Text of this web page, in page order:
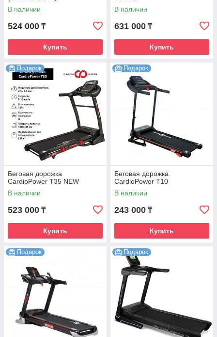
В наличии
524 000 ₸
Купить
В наличии
631 000 ₸
Купить
Подарок
Беговая дорожка
CardioPower T35 NEW
В наличии
523 000 ₸
Купить
Подарок
Беговая дорожка
CardioPower T10
В наличии
243 000 ₸
Купить
Подарок Подарок